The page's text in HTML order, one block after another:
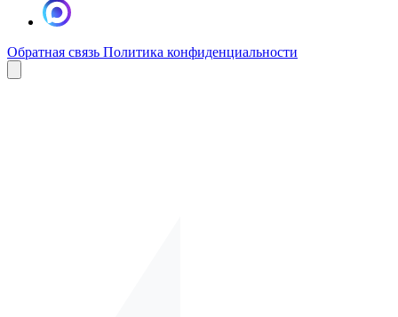
Обратная связь Политика конфиденциальности